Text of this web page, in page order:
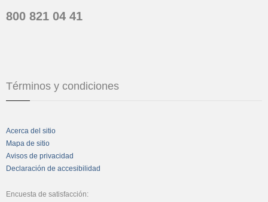
800 821 04 41
Términos y condiciones
Acerca del sitio
Mapa de sitio
Avisos de privacidad
Declaración de accesibilidad
Encuesta de satisfacción: